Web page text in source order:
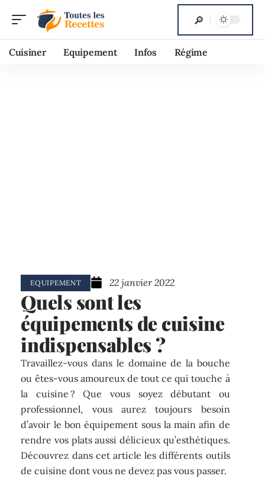
Cuisiner Equipement Infos Régime
EQUIPEMENT 22 janvier 2022
Quels sont les
équipements de cuisine
indispensables ?
Travaillez-vous dans le domaine de la bouche
ou êtes-vous amoureux de tout ce qui touche à
la cuisine ? Que vous soyez débutant ou
professionnel, vous aurez toujours besoin
d’avoir le bon équipement sous la main afin de
rendre vos plats aussi délicieux qu’esthétiques.
Découvrez dans cet article les différents outils
de cuisine dont vous ne devez pas vous passer.